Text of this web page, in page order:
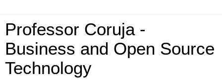
Professor Coruja -
Business and Open Source
Technology